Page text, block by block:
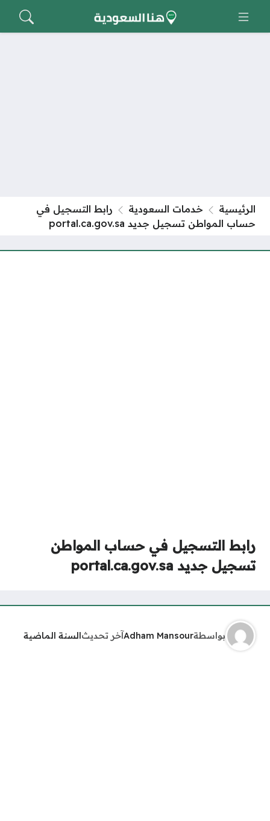
الرئيسية خدمات السعودية
رابط التسجيل في
حساب المواطن تسجيل جديد portal.ca.gov.sa
رابط التسجيل في حساب المواطن
تسجيل جديد portal.ca.gov.sa
بواسطةAdham Mansourآخر تحديثالسنة الماضية